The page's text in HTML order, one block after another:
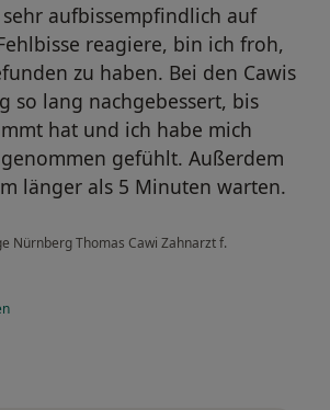
aufbissempfindlich auf
reagiere, bin ich froh,
zu haben. Bei den Cawis
so lang nachgebessert, bis
hat und ich habe mich
gefühlt. Außerdem
länger als 5 Minuten warten.
Nürnberg Thomas Cawi Zahnarzt f.